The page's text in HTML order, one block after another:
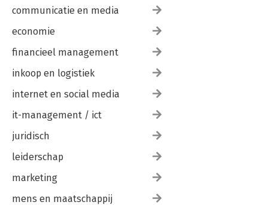
Bijlage 1: Documenten discoursanalyse en beleidsanalyse 223
Bijlage 3: Field notes maken en analyseren 229
Dank 241
communicatie en media
economie
financieel management
inkoop en logistiek
internet en social media
it-management / ict
juridisch
leiderschap
marketing
mens en maatschappij